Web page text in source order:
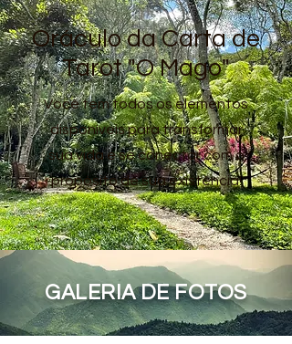
Oráculo da Carta de
Tarot "O Mago"
Você tem todos os elementos
disponíveis para transformar
sua vida e se conectar com o
propósito de sua existência!
GALERIA DE FOTOS